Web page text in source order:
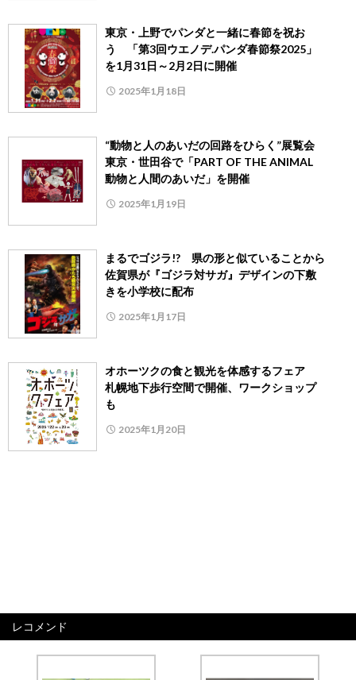
東京・上野でパンダと一緒に春節を祝お
う 「第3回ウエノデ.パンダ春節祭2025」
を1月31日～2月2日に開催
2025年1月18日
“動物と人のあいだの回路をひらく”展覧会
東京・世田谷で「PART OF THE ANIMAL
動物と人間のあいだ」を開催
2025年1月19日
まるでゴジラ!? 県の形と似ていることから
佐賀県が『ゴジラ対サガ』デザインの下敷
きを小学校に配布
2025年1月17日
オホーツクの食と観光を体感するフェア
札幌地下歩行空間で開催、ワークショップ
も
2025年1月20日
レコメンド